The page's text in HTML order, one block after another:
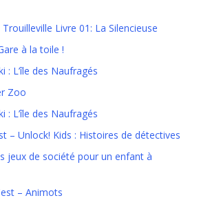
Livre 01: La Silencieuse
à la toile !
: L’île des Naufragés
Zoo
: L’île des Naufragés
– Unlock! Kids : Histoires de détectives
jeux de société pour un enfant à
– Animots